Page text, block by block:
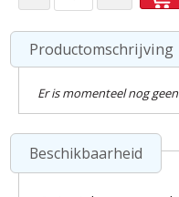
Productomschrijving
Er is momenteel nog
Beschikbaarheid